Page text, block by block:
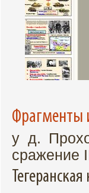
Фрагменты
у д.
сражение